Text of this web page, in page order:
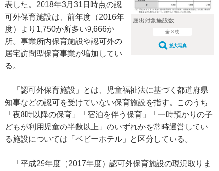
届出対象施設数
全 8 枚
拡大写真
表した。2018年3月31日時点の認
可外保育施設は、前年度（2016年
度）より1,750か所多い9,666か
所。事業所内保育施設や認可外の
居宅訪問型保育事業が増加してい
る。
「認可外保育施設」とは、児童福祉法に基づく都道府県
知事などの認可を受けていない保育施設を指す。このうち
「夜8時以降の保育」「宿泊を伴う保育」「一時預かりの子
どもが利用児童の半数以上」のいずれかを常時運営してい
る施設については「ベビーホテル」と区分している。
「平成29年度（2017年度）認可外保育施設の現況取りま